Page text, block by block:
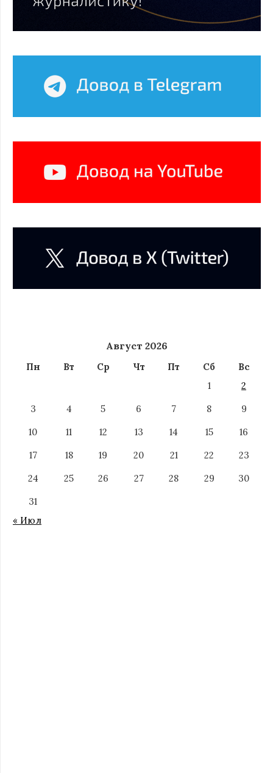
Август 2026
Пн Вт Ср Чт Пт Сб
Вс
1
2
3
4 5 6 7 8
9
10
11 12 13 14 15
16
17
18 19 20 21 22
23
24
25 26 27 28 29
30
31
« Июл